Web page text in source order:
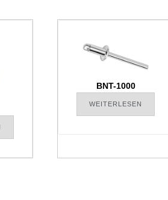
BNT-1000
WEITERLESEN